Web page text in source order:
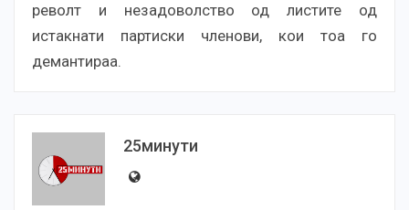
револт и незадоволство од листите од
истакнати партиски членови, кои тоа го
демантираа.
25минути